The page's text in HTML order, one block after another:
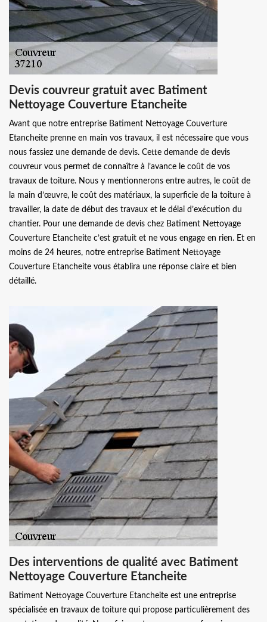
Devis couvreur gratuit avec Batiment
Nettoyage Couverture Etancheite
Avant que notre entreprise Batiment Nettoyage Couverture
Etancheite prenne en main vos travaux, il est nécessaire que vous
nous fassiez une demande de devis. Cette demande de devis
couvreur vous permet de connaître à l’avance le coût de vos
travaux de toiture. Nous y mentionnerons entre autres, le coût de
la main d’œuvre, le coût des matériaux, la superficie de la toiture à
travailler, la date de début des travaux et le délai d’exécution du
chantier. Pour une demande de devis chez Batiment Nettoyage
Couverture Etancheite c’est gratuit et ne vous engage en rien. Et en
moins de 24 heures, notre entreprise Batiment Nettoyage
Couverture Etancheite vous établira une réponse claire et bien
détaillé.
Des interventions de qualité avec Batiment
Nettoyage Couverture Etancheite
Batiment Nettoyage Couverture Etancheite est une entreprise
spécialisée en travaux de toiture qui propose particulièrement des